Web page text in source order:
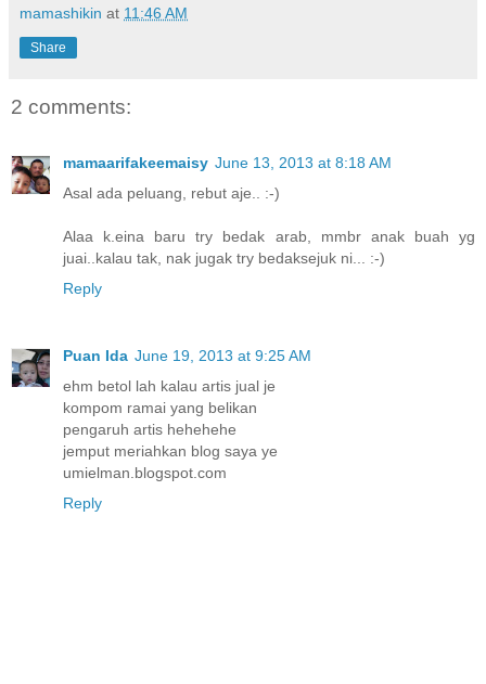
mamashikin at 11:46 AM
Share
2 comments:
mamaarifakeemaisy June 13, 2013 at 8:18 AM
Asal ada peluang, rebut aje.. :-)
Alaa k.eina baru try bedak arab, mmbr anak buah yg
juai..kalau tak, nak jugak try bedaksejuk ni... :-)
Reply
Puan Ida June 19, 2013 at 9:25 AM
ehm betol lah kalau artis jual je
kompom ramai yang belikan
pengaruh artis hehehehe
jemput meriahkan blog saya ye
umielman.blogspot.com
Reply